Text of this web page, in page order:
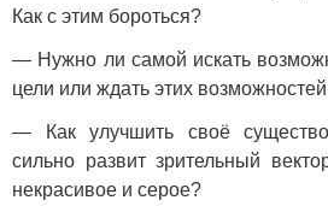
Как с этим бороться?
— Нужно ли самой искать
цели или ждать этих
— Как улучшить своё
сильно развит зрительный
некрасивое и серое?